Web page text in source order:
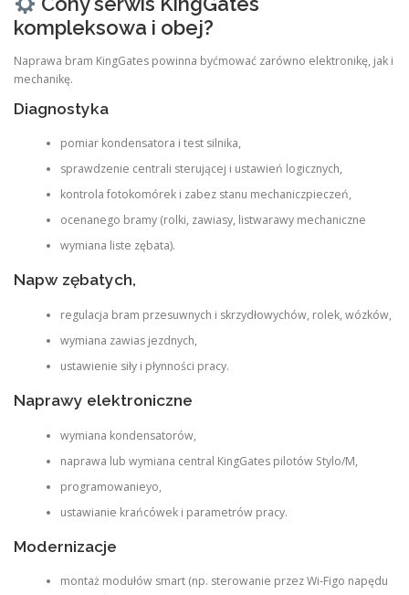
kompleksowa i obej?
Naprawa bram KingGates powinna byćmować zarówno elektronikę, jak i
mechanikę.
Diagnostyka
pomiar kondensatora i test silnika,
sprawdzenie centrali sterującej i ustawień logicznych,
kontrola fotokomórek i zabez stanu mechaniczpieczeń,
ocenanego bramy (rolki, zawiasy, listwarawy mechaniczne
wymiana liste zębata).
Napw zębatych,
regulacja bram przesuwnych i skrzydłowychów, rolek, wózków,
wymiana zawias jezdnych,
ustawienie siły i płynności pracy.
Naprawy elektroniczne
wymiana kondensatorów,
naprawa lub wymiana central KingGates pilotów Stylo/M,
programowanieyo,
ustawianie krańcówek i parametrów pracy.
Modernizacje
montaż modułów smart (np. sterowanie przez Wi-Figo napędu